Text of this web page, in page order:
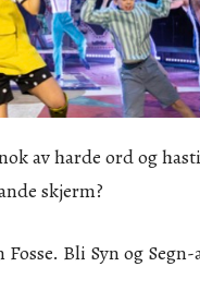
av harde ord og
skjerm?
Fosse. Bli Syn og